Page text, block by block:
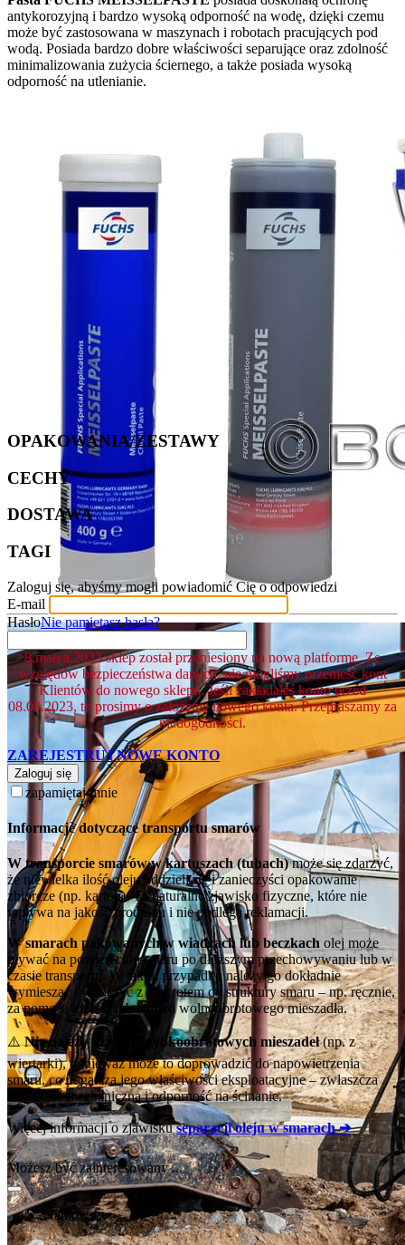
antykorozyjną i bardzo wysoką odporność na wodę, dzięki czemu
może być zastosowana w maszynach i robotach pracujących pod
wodą. Posiada bardzo dobre właściwości separujące oraz zdolność
minimalizowania zużycia ściernego, a także posiada wysoką
odporność na utlenianie.
OPAKOWANIA/ZESTAWY
CECHY
DOSTAWA
TAGI
Zaloguj się, abyśmy mogli powiadomić Cię o odpowiedzi
E-mail
HasłoNie pamiętasz hasła?
8.marca.2023 sklep został przeniesiony na nową platformę. Ze
względów bezpieczeństwa danych, nie mogliśmy przenieść kont
Klientów do nowego sklepu. Jeśli zakładałeś konto przed
08.03.2023, to prosimy o założenie nowego konta. Przepraszamy za
niedogodności.
ZAREJESTRUJ NOWE KONTO
Zaloguj się
zapamiętaj mnie
Informacje dotyczące transportu smarów
W transporcie smarów w kartuszach (tubach)może się zdarzyć,
że niewielka ilość oleju oddzieli się i zanieczyści opakowanie
zbiorcze (np. karton). To naturalne zjawisko fizyczne, które nie
wpływa na jakość produktu i nie podlega reklamacji.
W smarach pakowanych w wiadrach lub beczkach olej może
pływać na powierzchni smaru po dłuższym przechowywaniu lub w
czasie transportu. W takim przypadku należy go dokładnie
wymieszać i wtłoczyć z powrotem do struktury smaru – np. ręcznie,
za pomocą łopatki lub bardzo wolnoobrotowego mieszadła.
⚠️Nie należy używać szybkoobrotowych mieszadeł(np. z
wiertarki), ponieważ może to doprowadzić do napowietrzenia
smaru, co pogarsza jego właściwości eksploatacyjne – zwłaszcza
stabilność mechaniczną i odporność na ścinanie.
Więcej informacji o zjawiskuseparacji oleju w smarach ➔
Możesz być zainteresowany ...
Najnowsze